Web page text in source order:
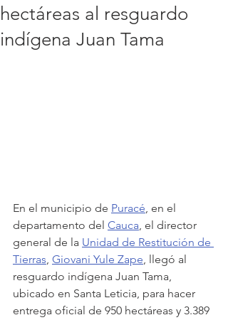
hectáreas al resguardo
indígena Juan Tama
En el municipio de Puracé, en el
departamento del Cauca, el director
general de la Unidad de Restitución de
Tierras, Giovani Yule Zape, llegó al
resguardo indígena Juan Tama,
ubicado en Santa Leticia, para hacer
entrega oficial de 950 hectáreas y 3.389